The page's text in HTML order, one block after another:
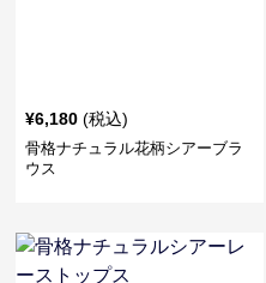
¥6,180 (税込)
骨格ナチュラル花柄シアーブラ
ウス